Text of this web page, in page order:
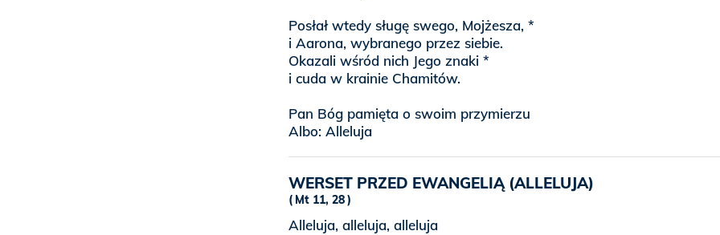
Posłał wtedy sługę swego, Mojżesza, *
i Aarona, wybranego przez siebie.
Okazali wśród nich Jego znaki *
i cuda w krainie Chamitów.
Pan Bóg pamięta o swoim przymierzu
Albo: Alleluja
WERSET PRZED EWANGELIĄ (ALLELUJA)
Mt 11, 28
Alleluja, alleluja, alleluja